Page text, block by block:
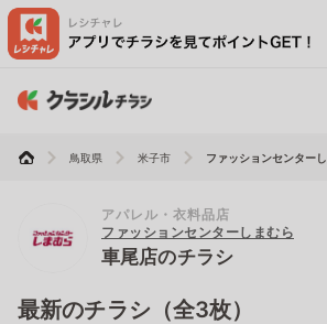
鳥取県 米子市 ファッションセンター
アパレル・衣料品店
ファッションセンターしまむら
車尾店のチラシ
最新のチラシ（全3枚）